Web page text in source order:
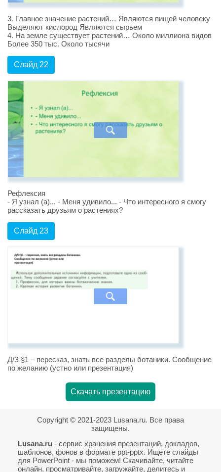
3. Главное значение растений… Являются пищей человеку
Выделяют кислород Являются сырьем
4. На земле существует растений… Около миллиона видов
Более 350 тыс. Около тысячи
Слайд 22
Рефлексия
- Я узнал (а)... - Меня удивило... - Что интересного я смогу
рассказать друзьям о растениях?
Слайд 23
Д/З §1 – пересказ, знать все разделы ботаники. Сообщение
по желанию (устно или презентация)
Скачать презентацию
Copyright © 2021-2023 Lusana.ru. Все права
защищены.
Lusana.ru- сервис хранения презентаций, докладов,
шаблонов, фонов в формате ppt-pptx. Ищете слайды
для PowerPoint - мы поможем! Скачивайте, читайте
онлайн, просматривайте, загружайте, делитесь и